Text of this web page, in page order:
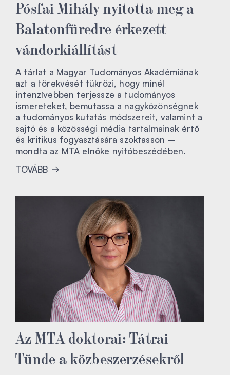
Pósfai Mihály nyitotta meg a
Balatonfüredre érkezett
vándorkiállítást
A tárlat a Magyar Tudományos Akadémiának
azt a törekvését tükrözi, hogy minél
intenzívebben terjessze a tudományos
ismereteket, bemutassa a nagyközönségnek
a tudományos kutatás módszereit, valamint a
sajtó és a közösségi média tartalmainak értő
és kritikus fogyasztására szoktasson –
mondta az MTA elnöke nyitóbeszédében.
TOVÁBB
Az MTA doktorai: Tátrai
Tünde a közbeszerzésekről